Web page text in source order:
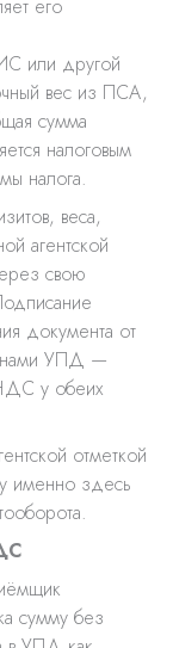
его
или другой
вес из ПСА,
сумма
налоговым
налога.
веса,
агентской
свою
документа от
УПД —
у обеих
отметкой
именно здесь
сумму без